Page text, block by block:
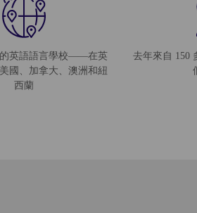
英語語言學校——在英
國、加拿大、澳洲和紐
西蘭
去年來自 150